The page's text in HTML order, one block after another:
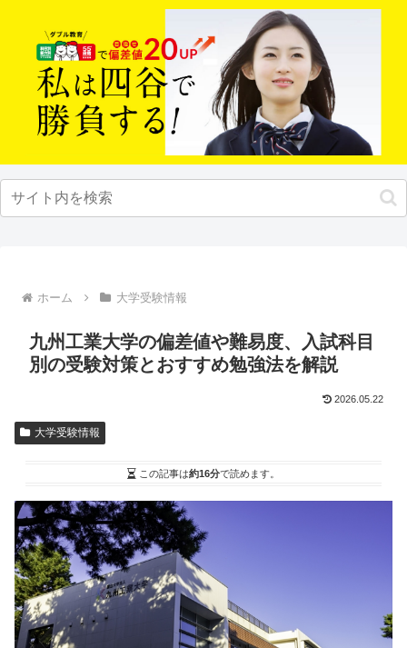
ホーム 大学受験情報
九州工業大学の偏差値や難易度、入試科目
別の受験対策とおすすめ勉強法を解説
2026.05.22
大学受験情報
この記事は約16分で読めます。